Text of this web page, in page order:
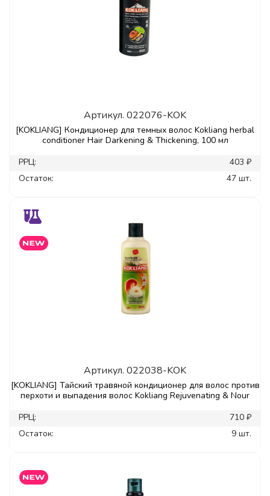
Артикул. 022076-KOK
[KOKLIANG] Кондиционер для темных волос Kokliang herbal
conditioner Hair Darkening & Thickening, 100 мл
РРЦ:
403 ₽
Остаток:
47 шт.
Артикул. 022038-KOK
[KOKLIANG] Тайский травяной кондиционер для волос против
перхоти и выпадения волос Kokliang Rejuvenating & Nour
РРЦ:
710 ₽
Остаток:
9 шт.